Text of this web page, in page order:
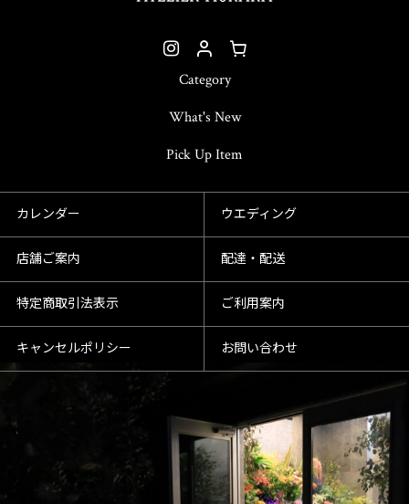
Category
What's New
Pick Up Item
カレンダー ウエディング
店舗ご案内 配達・配送
特定商取引法表示 ご利用案内
キャンセルポリシー お問い合わせ